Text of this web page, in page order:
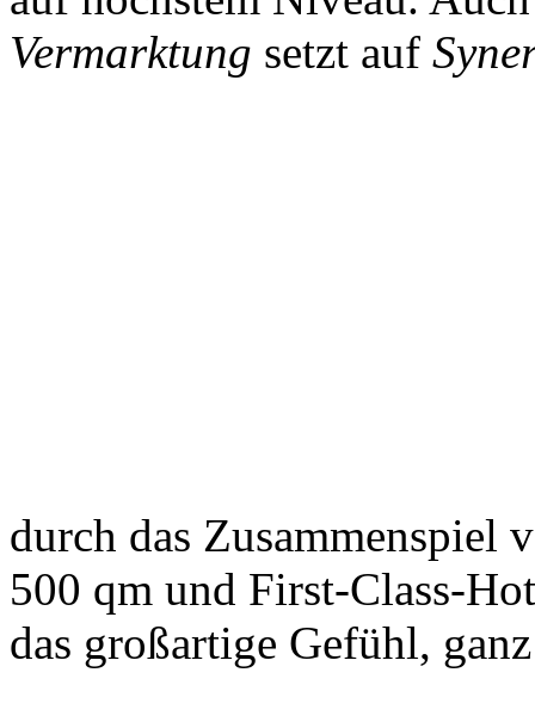
Vermarktung setzt auf
durch das Zusammenspiel
500 qm und First-Class-
das großartige Gefühl,